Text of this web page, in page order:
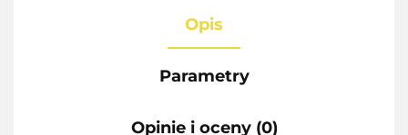
Opis
Parametry
Opinie i oceny (0)